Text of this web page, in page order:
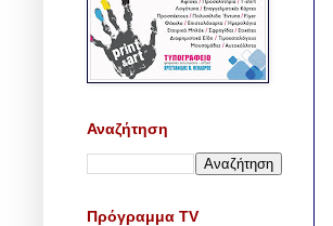
Αναζήτηση
Πρόγραμμα TV